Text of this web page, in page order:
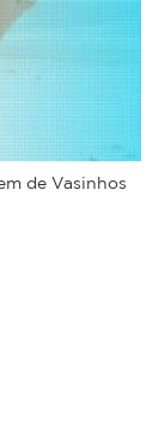
de Vasinhos